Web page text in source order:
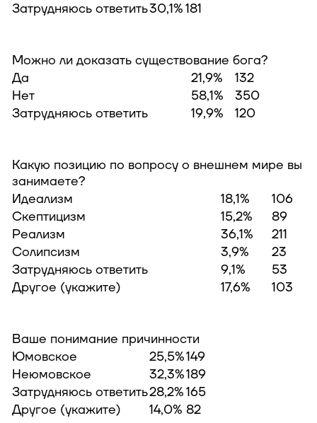
Затрудняюсь ответить30,1%181
Можно ли доказать существование бога?
Да
21,9%
132
Нет
58,1%
350
Затрудняюсь ответить
19,9% 120
Какую позицию по вопросу о внешнем мире вы
занимаете?
Идеализм
18,1%
106
Скептицизм
15,2%
89
Реализм
36,1%
211
Солипсизм
3,9%
23
Затрудняюсь ответить
9,1%
53
Другое (укажите)
17,6% 103
Ваше понимание причинности
Юмовское
25,5%149
Неюмовское
32,3%189
Затрудняюсь ответить28,2%165
Другое (укажите)
14,0% 82